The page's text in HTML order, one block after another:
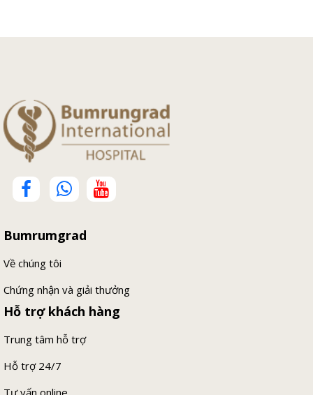
Bumrumgrad
Về chúng tôi
Chứng nhận và giải thưởng
Hỗ trợ khách hàng
Trung tâm hỗ trợ
Hỗ trợ 24/7
Tư vấn online